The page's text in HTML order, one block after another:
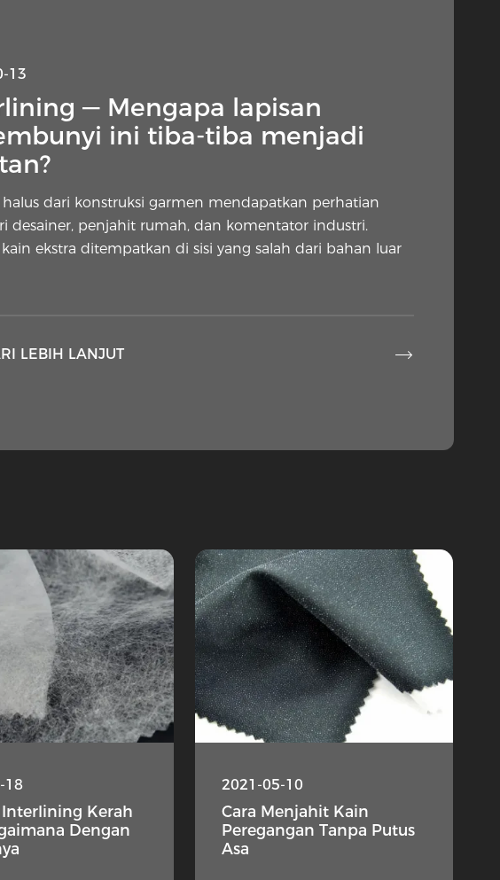
13
— Mengapa lapisan
ini tiba-tiba menjadi
halus dari konstruksi garmen mendapatkan perhatian
desainer, penjahit rumah, dan komentator industri.
kain ekstra ditempatkan di sisi yang salah dari bahan luar
LEBIH LANJUT 
18
Kerah
Dengan
2021-05-10
Cara Menjahit Kain
Peregangan Tanpa Putus
Asa